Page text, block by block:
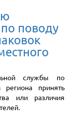
поводу
службы по
принять
или различия